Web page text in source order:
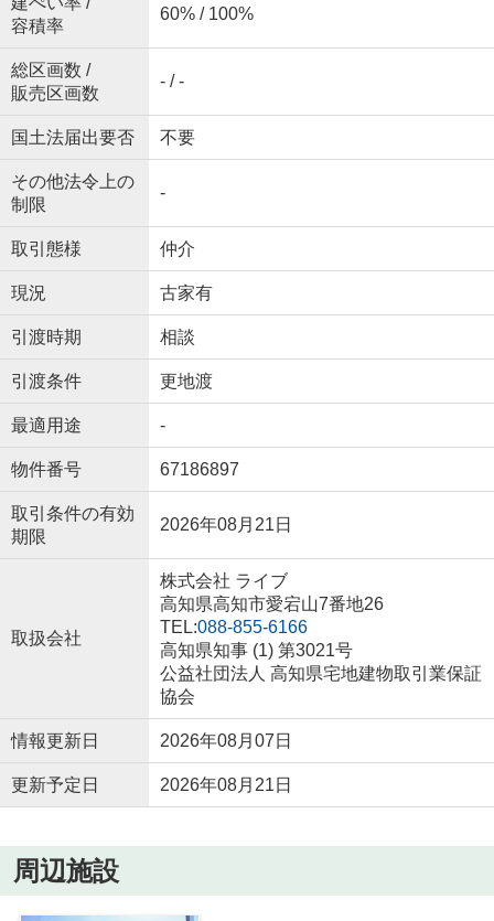
容積率
60% / 100%
総区画数 /
販売区画数
- / -
国土法届出要否 不要
その他法令上の
制限
-
取引態様 仲介
現況 古家有
引渡時期 相談
引渡条件 更地渡
最適用途 -
物件番号 67186897
取引条件の有効
期限
2026年08月21日
取扱会社
株式会社 ライブ
高知県高知市愛宕山7番地26
TEL:088-855-6166
高知県知事 (1) 第3021号
公益社団法人 高知県宅地建物取引業保証
協会
情報更新日 2026年08月07日
更新予定日 2026年08月21日
周辺施設